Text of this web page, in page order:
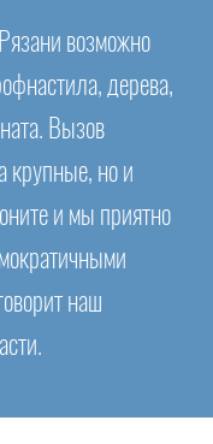
возможно
дерева,
Вызов
крупные, но и
и мы приятно
наш